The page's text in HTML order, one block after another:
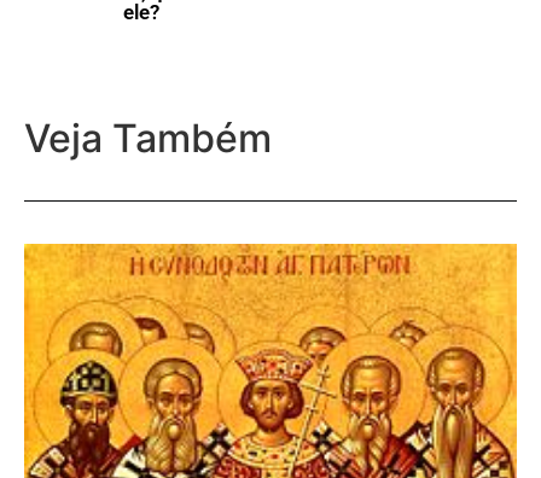
ele?
Veja Também